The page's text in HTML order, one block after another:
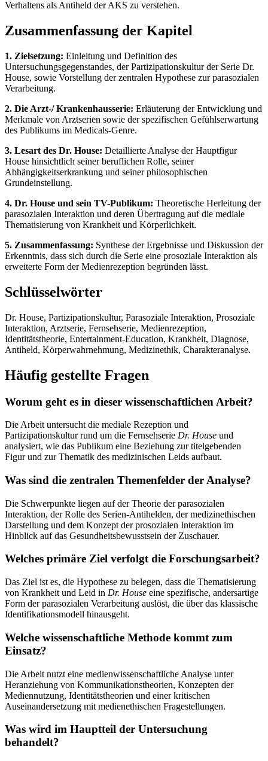
Verhaltens als Antiheld der AKS zu verstehen.
Zusammenfassung der Kapitel
1. Zielsetzung: Einleitung und Definition des
Untersuchungsgegenstandes, der Partizipationskultur der Serie Dr.
House, sowie Vorstellung der zentralen Hypothese zur parasozialen
Verarbeitung.
2. Die Arzt-/ Krankenhausserie: Erläuterung der Entwicklung und
Merkmale von Arztserien sowie der spezifischen Gefühlserwartung
des Publikums im Medicals-Genre.
3. Lesart des Dr. House: Detaillierte Analyse der Hauptfigur
House hinsichtlich seiner beruflichen Rolle, seiner
Abhängigkeitserkrankung und seiner philosophischen
Grundeinstellung.
4. Dr. House und sein TV-Publikum: Theoretische Herleitung der
parasozialen Interaktion und deren Übertragung auf die mediale
Thematisierung von Krankheit und Körperlichkeit.
5. Zusammenfassung: Synthese der Ergebnisse und Diskussion der
Erkenntnis, dass sich durch die Serie eine prosoziale Interaktion als
erweiterte Form der Medienrezeption begründen lässt.
Schlüsselwörter
Dr. House, Partizipationskultur, Parasoziale Interaktion, Prosoziale
Interaktion, Arztserie, Fernsehserie, Medienrezeption,
Identitätstheorie, Entertainment-Education, Krankheit, Diagnose,
Antiheld, Körperwahrnehmung, Medizinethik, Charakteranalyse.
Häufig gestellte Fragen
Worum geht es in dieser wissenschaftlichen Arbeit?
Die Arbeit untersucht die mediale Rezeption und
Partizipationskultur rund um die Fernsehserie Dr. House und
analysiert, wie das Publikum eine Beziehung zur titelgebenden
Figur und zur Thematik des medizinischen Leids aufbaut.
Was sind die zentralen Themenfelder der Analyse?
Die Schwerpunkte liegen auf der Theorie der parasozialen
Interaktion, der Rolle des Serien-Antihelden, der medizinethischen
Darstellung und dem Konzept der prosozialen Interaktion im
Hinblick auf das Gesundheitsbewusstsein der Zuschauer.
Welches primäre Ziel verfolgt die Forschungsarbeit?
Das Ziel ist es, die Hypothese zu belegen, dass die Thematisierung
von Krankheit und Leid in Dr. House eine spezifische, andersartige
Form der parasozialen Verarbeitung auslöst, die über das klassische
Identifikationsmodell hinausgeht.
Welche wissenschaftliche Methode kommt zum
Einsatz?
Die Arbeit nutzt eine medienwissenschaftliche Analyse unter
Heranziehung von Kommunikationstheorien, Konzepten der
Mediennutzung, Identitätstheorien und einer kritischen
Auseinandersetzung mit medienethischen Fragestellungen.
Was wird im Hauptteil der Untersuchung
behandelt?